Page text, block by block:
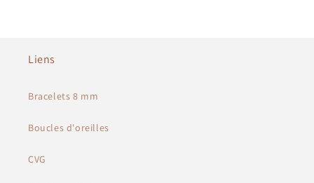
Liens
Bracelets 8 mm
Boucles d'oreilles
CVG